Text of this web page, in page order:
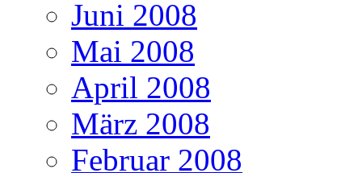
Juni 2008
Mai 2008
April 2008
März 2008
Februar 2008